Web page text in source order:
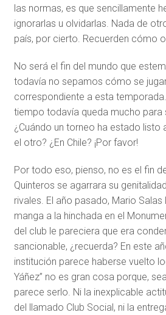
las normas, es que sencillamente
ignorarlas u olvidarlas. Nada de
país, por cierto. Recuerden cómo
No será el fin del mundo que
todavía no sepamos cómo se
correspondiente a esta temporada.
tiempo todavía queda mucho para
¿Cuándo un torneo ha estado listo
el otro? ¿En Chile? ¡Por favor!
Por todo eso, pienso, no es el fin
Quinteros se agarrara su
rivales. El año pasado, Mario
manga a la hinchada en el
del club le pareciera que era
sancionable, ¿recuerda? En este
institución parece haberse vuelto
Yáñez” no es gran cosa porque,
parece serlo. Ni la inexplicable
del llamado Club Social, ni la